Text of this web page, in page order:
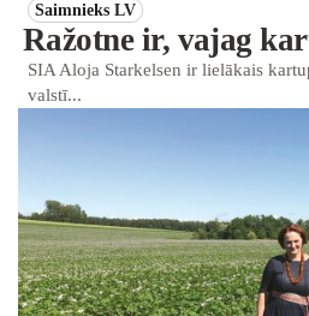
Saimnieks LV
Ražotne ir, vajag
SIA Aloja Starkelsen ir lielākais
valstī...